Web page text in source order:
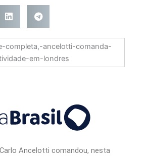
Ancelotti comandou, nesta